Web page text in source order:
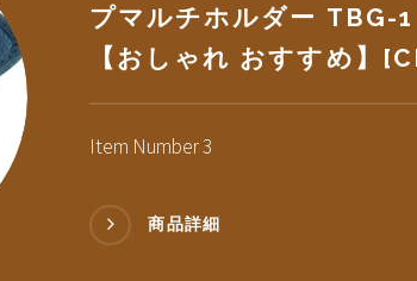
プマルチホルダー TBG-
【おしゃれ おすすめ】
Item Number 3
商品詳細